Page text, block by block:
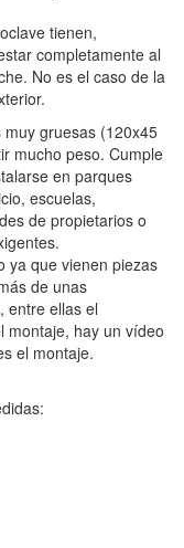
tienen,
completamente al
No es el caso de la
gruesas (120x45
mucho peso. Cumple
en parques
escuelas,
de propietarios o
ya que vienen piezas
de unas
entre ellas el
montaje, hay un vídeo
el montaje.